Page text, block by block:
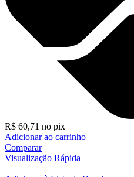
R$ 60,71 no pix
Adicionar ao carrinho
Comparar
Visualização Rápida